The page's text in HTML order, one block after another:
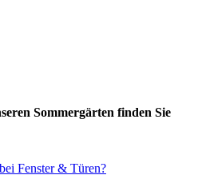
Sommergärten finden Sie
Fenster & Türen?